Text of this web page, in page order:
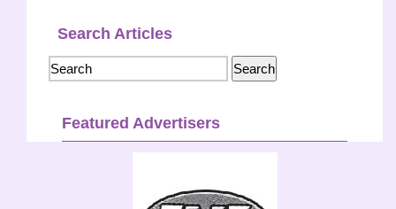
Search Articles
Featured Advertisers